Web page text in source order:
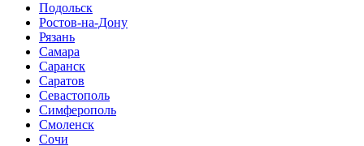
Подольск
Ростов-на-Дону
Рязань
Самара
Саранск
Саратов
Севастополь
Симферополь
Смоленск
Сочи